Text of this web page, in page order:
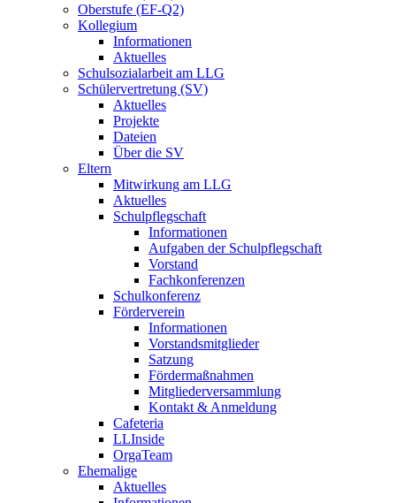
Oberstufe (EF-Q2)
Kollegium
Informationen
Aktuelles
Schulsozialarbeit am LLG
Schülervertretung (SV)
Aktuelles
Projekte
Dateien
Über die SV
Eltern
Mitwirkung am LLG
Aktuelles
Schulpflegschaft
Informationen
Aufgaben der Schulpflegschaft
Vorstand
Fachkonferenzen
Schulkonferenz
Förderverein
Informationen
Vorstandsmitglieder
Satzung
Fördermaßnahmen
Mitgliederversammlung
Kontakt & Anmeldung
Cafeteria
LLInside
OrgaTeam
Ehemalige
Aktuelles